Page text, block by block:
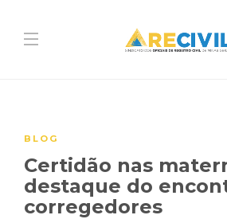
BLOG
Certidão nas
destaque do
corregedores